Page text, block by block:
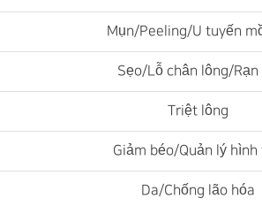
Mụn/Peeling/U tuyến
Sẹo/Lỗ chân lông/Rạn
Triệt lông
Giảm béo/Quản lý hình
Da/Chống lão hóa